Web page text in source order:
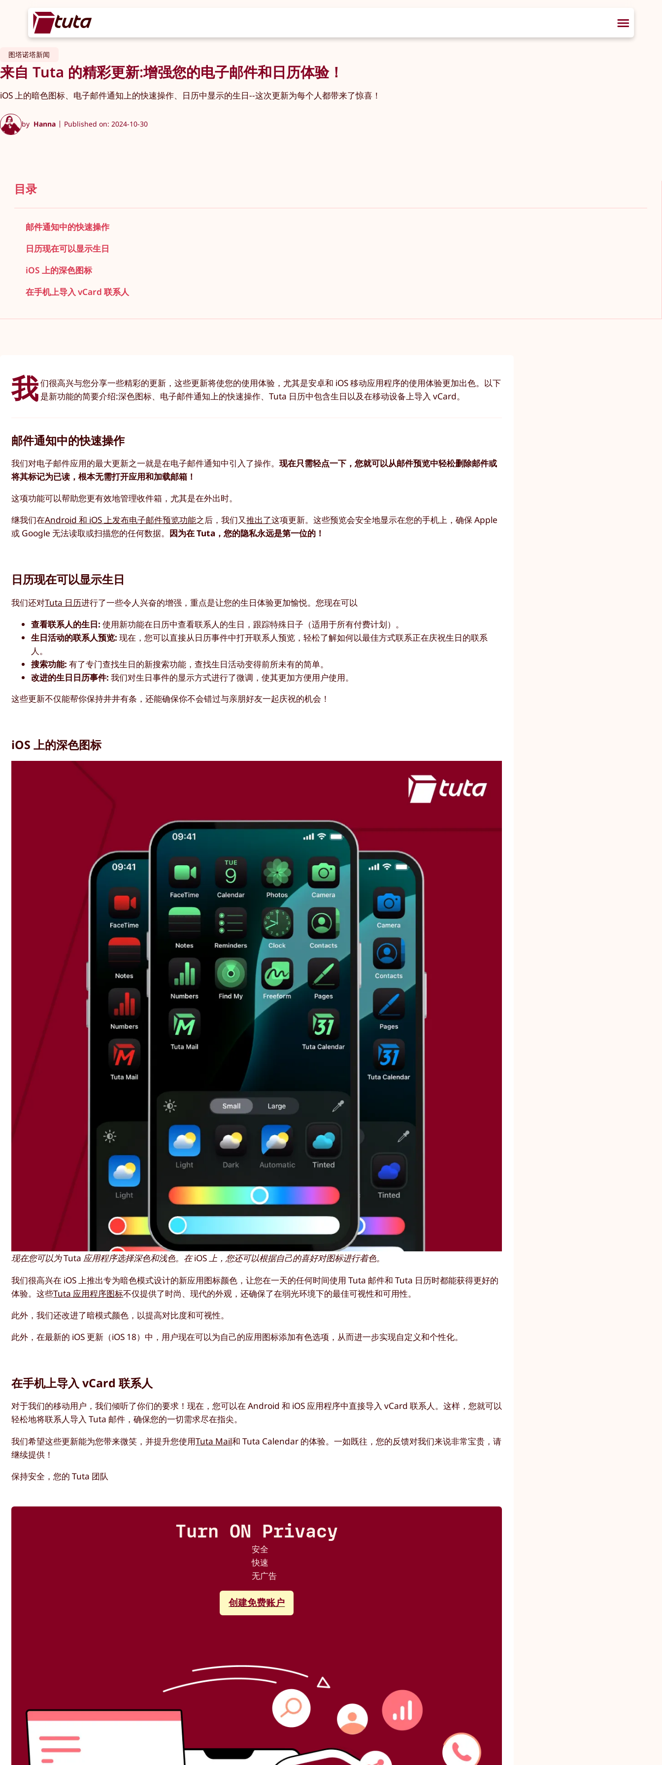
图塔诺塔新闻
来自 Tuta 的精彩更新:增强您的电子邮件和日历体验！
iOS 上的暗色图标、电子邮件通知上的快速操作、日历中显示的生日--这次更新为每个人都带来了惊喜！
by Hanna Published on: 2024-10-30
目录
邮件通知中的快速操作
日历现在可以显示生日
iOS 上的深色图标
在手机上导入 vCard 联系人
我们很高兴与您分享一些精彩的更新，这些更新将使您的使用体验，尤其是安卓和 iOS 移动应用程序的使用体验更加出色。以下
是新功能的简要介绍:深色图标、电子邮件通知上的快速操作、Tuta 日历中包含生日以及在移动设备上导入 vCard。
邮件通知中的快速操作
我们对电子邮件应用的最大更新之一就是在电子邮件通知中引入了操作。现在只需轻点一下，您就可以从邮件预览中轻松删除邮件或
将其标记为已读，根本无需打开应用和加载邮箱！
这项功能可以帮助您更有效地管理收件箱，尤其是在外出时。
继我们在Android 和 iOS 上发布电子邮件预览功能之后，我们又推出了这项更新。这些预览会安全地显示在您的手机上，确保 Apple
或 Google 无法读取或扫描您的任何数据。 因为在 Tuta，您的隐私永远是第一位的！
日历现在可以显示生日
我们还对Tuta 日历进行了一些令人兴奋的增强，重点是让您的生日体验更加愉悦。您现在可以
查看联系人的生日: 使用新功能在日历中查看联系人的生日，跟踪特殊日子（适用于所有付费计划）。
生日活动的联系人预览: 现在，您可以直接从日历事件中打开联系人预览，轻松了解如何以最佳方式联系正在庆祝生日的联系
人。
搜索功能: 有了专门查找生日的新搜索功能，查找生日活动变得前所未有的简单。
改进的生日日历事件: 我们对生日事件的显示方式进行了微调，使其更加方便用户使用。
这些更新不仅能帮你保持井井有条，还能确保你不会错过与亲朋好友一起庆祝的机会！
iOS 上的深色图标
现在您可以为 Tuta 应用程序选择深色和浅色。在 iOS 上，您还可以根据自己的喜好对图标进行着色。
我们很高兴在 iOS 上推出专为暗色模式设计的新应用图标颜色，让您在一天的任何时间使用 Tuta 邮件和 Tuta 日历时都能获得更好的
体验。这些Tuta 应用程序图标不仅提供了时尚、现代的外观，还确保了在弱光环境下的最佳可视性和可用性。
此外，我们还改进了暗模式颜色，以提高对比度和可视性。
此外，在最新的 iOS 更新（iOS 18）中，用户现在可以为自己的应用图标添加有色选项，从而进一步实现自定义和个性化。
在手机上导入 vCard 联系人
对于我们的移动用户，我们倾听了你们的要求！现在，您可以在 Android 和 iOS 应用程序中直接导入 vCard 联系人。这样，您就可以
轻松地将联系人导入 Tuta 邮件，确保您的一切需求尽在指尖。
我们希望这些更新能为您带来微笑，并提升您使用Tuta Mail和 Tuta Calendar 的体验。一如既往，您的反馈对我们来说非常宝贵，请
继续提供！
保持安全，您的 Tuta 团队
Turn ON Privacy
安全
快速
无广告
创建免费账户